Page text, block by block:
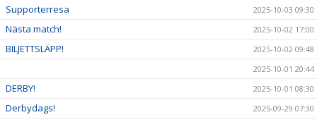
Supporterresa 2025-10-03 09:30
Nästa match! 2025-10-02 17:00
BILJETTSLÄPP!
2025-10-02 09:48
2025-10-01 20:44
DERBY! 2025-10-01 08:30
Derbydags! 2025-09-29 07:30